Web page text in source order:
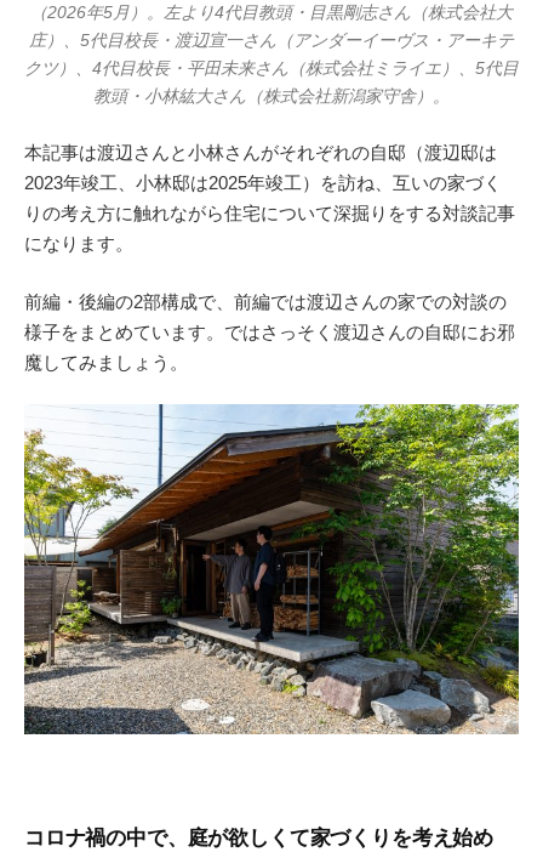
（2026年5月）。左より4代目教頭・目黒剛志さん（株式会社大
庄）、5代目校長・渡辺宣一さん（アンダーイーヴス・アーキテ
クツ）、4代目校長・平田未来さん（株式会社ミライエ）、5代目
教頭・小林紘大さん（株式会社新潟家守舎）。
本記事は渡辺さんと小林さんがそれぞれの自邸（渡辺邸は
2023年竣工、小林邸は2025年竣工）を訪ね、互いの家づく
りの考え方に触れながら住宅について深掘りをする対談記事
になります。
前編・後編の2部構成で、前編では渡辺さんの家での対談の
様子をまとめています。ではさっそく渡辺さんの自邸にお邪
魔してみましょう。
コロナ禍の中で、庭が欲しくて家づくりを考え始め